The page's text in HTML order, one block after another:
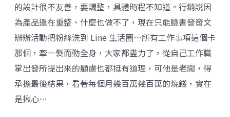
的設計很不友善，要調整，具體時程不知道。行銷說因
為產品還在重整、什麼也做不了，現在只能臉書發發文
辦辦活動把粉絲洗到 Line 生活圈…所有工作事項這個卡
那個，牽一髮而動全身，大家都盡力了，從自己工作職
掌出發所提出來的顧慮也都挺有道理，可他是老闆，得
承擔最後結果，看著每個月幾百萬幾百萬的燒錢，實在
是揪心…